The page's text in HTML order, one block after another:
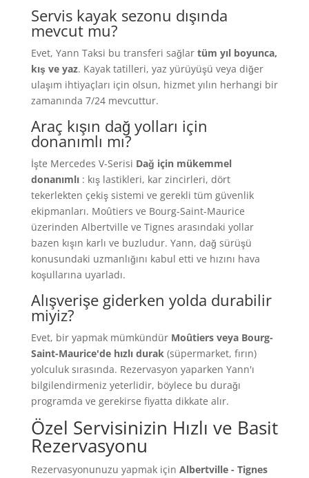
Servis kayak sezonu dışında
mevcut mu?
Evet, Yann Taksi bu transferi sağlar tüm yıl boyunca,
kış ve yaz. Kayak tatilleri, yaz yürüyüşü veya diğer
ulaşım ihtiyaçları için olsun, hizmet yılın herhangi bir
zamanında 7/24 mevcuttur.
Araç kışın dağ yolları için
donanımlı mı?
İşte Mercedes V-Serisi Dağ için mükemmel
donanımlı: kış lastikleri, kar zincirleri, dört
tekerlekten çekiş sistemi ve gerekli tüm güvenlik
ekipmanları. Moûtiers ve Bourg-Saint-Maurice
üzerinden Albertville ve Tignes arasındaki yollar
bazen kışın karlı ve buzludur. Yann, dağ sürüşü
konusundaki uzmanlığını kabul etti ve hızını hava
koşullarına uyarladı.
Alışverişe giderken yolda durabilir
miyiz?
Evet, bir yapmak mümkündür Moûtiers veya Bourg-
Saint-Maurice'de hızlı durak(süpermarket, fırın)
yolculuk sırasında. Rezervasyon yaparken Yann'ı
bilgilendirmeniz yeterlidir, böylece bu durağı
programda ve gerekirse fiyatta dikkate alır.
Özel Servisinizin Hızlı ve Basit
Rezervasyonu
Rezervasyonunuzu yapmak için Albertville - Tignes